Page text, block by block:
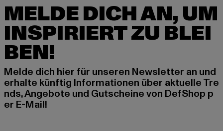
MELDE DICH AN, UM
INSPIRIERT ZU BLEI
BEN!
Melde dich hier für unseren Newsletter an und
erhalte künftig Informationen über aktuelle Tre
nds, Angebote und Gutscheine von DefShop p
er E-Mail!